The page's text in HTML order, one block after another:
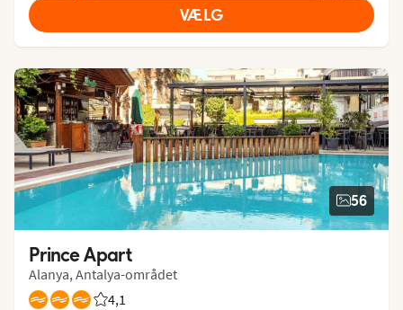
VÆLG
56
Prince Apart
Alanya, Antalya-området
4,1
Bedømmelse fra Spies gæster: 4.091/5